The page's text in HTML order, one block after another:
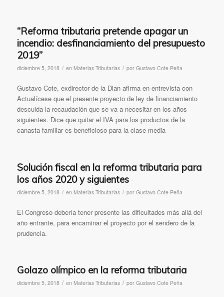
“Reforma tributaria pretende apagar un
incendio: desfinanciamiento del presupuesto
2019”
diciembre 5, 2018 / en Materias Tributarias / por Gustavo Cote Peña
Gustavo Cote, exdirector de la Dian afirma en entrevista con
Actualícese que el presente proyecto de ley de financiamiento
descuida la recaudación que se va a necesitar en los años
siguientes. Dice que quitar el IVA para los productos de la
canasta familiar es beneficioso para la clase media
Solución fiscal en la reforma tributaria para
los años 2020 y siguientes
diciembre 5, 2018 / en Materias Tributarias / por Gustavo Cote Peña
El Congreso debería tener presente las dificultades más allá del
año entrante, para encaminar el proyecto por el sendero de la
prudencia.
Golazo olímpico en la reforma tributaria
diciembre 5, 2018 / en Materias Tributarias / por Gustavo Cote Peña